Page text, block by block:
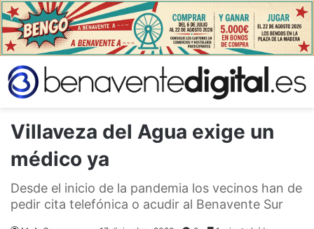
Villaveza del Agua exige un
médico ya
Desde el inicio de la pandemia los vecinos han de
pedir cita telefónica o acudir al Benavente Sur